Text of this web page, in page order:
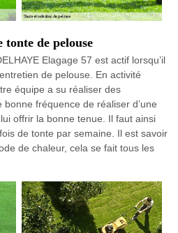
tonte de pelouse
Elagage 57 est actif lorsqu’il
de pelouse. En activité
équipe a su réaliser des
fréquence de réaliser d’une
offrir la bonne tenue. Il faut ainsi
de tonte par semaine. Il est savoir
de chaleur, cela se fait tous les